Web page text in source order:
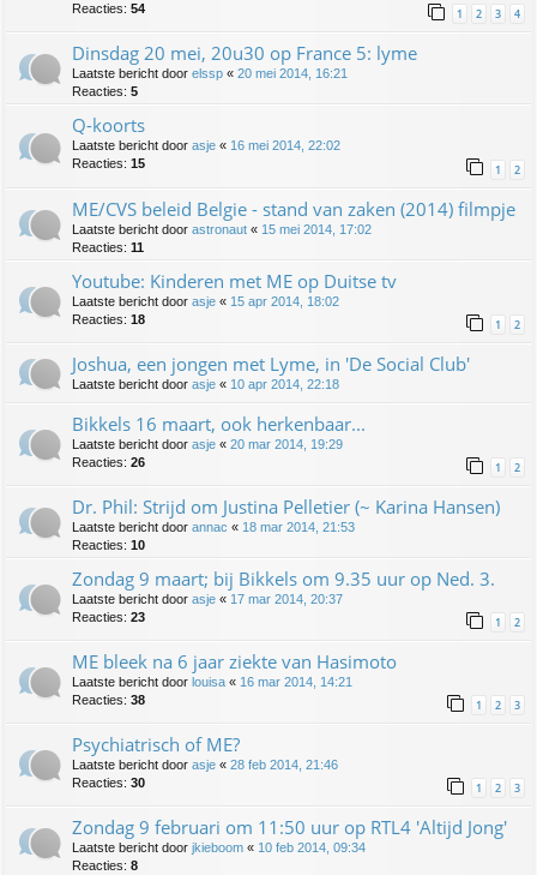
Reacties: 54 1 2 3 4
Dinsdag 20 mei, 20u30 op France 5: lyme
Laatste bericht door elssp « 20 mei 2014, 16:21
Reacties: 5
Q-koorts
Laatste bericht door asje « 16 mei 2014, 22:02
Reacties: 15 1 2
ME/CVS beleid Belgie - stand van zaken (2014) filmpje
Laatste bericht door astronaut « 15 mei 2014, 17:02
Reacties: 11
Youtube: Kinderen met ME op Duitse tv
Laatste bericht door asje « 15 apr 2014, 18:02
Reacties: 18 1 2
Joshua, een jongen met Lyme, in 'De Social Club'
Laatste bericht door asje « 10 apr 2014, 22:18
Bikkels 16 maart, ook herkenbaar...
Laatste bericht door asje « 20 mar 2014, 19:29
Reacties: 26 1 2
Dr. Phil: Strijd om Justina Pelletier (~ Karina Hansen)
Laatste bericht door annac « 18 mar 2014, 21:53
Reacties: 10
Zondag 9 maart; bij Bikkels om 9.35 uur op Ned. 3.
Laatste bericht door asje « 17 mar 2014, 20:37
Reacties: 23 1 2
ME bleek na 6 jaar ziekte van Hasimoto
Laatste bericht door louisa « 16 mar 2014, 14:21
Reacties: 38 1 2 3
Psychiatrisch of ME?
Laatste bericht door asje « 28 feb 2014, 21:46
Reacties: 30 1 2 3
Zondag 9 februari om 11:50 uur op RTL4 'Altijd Jong'
Laatste bericht door jkieboom « 10 feb 2014, 09:34
Reacties: 8